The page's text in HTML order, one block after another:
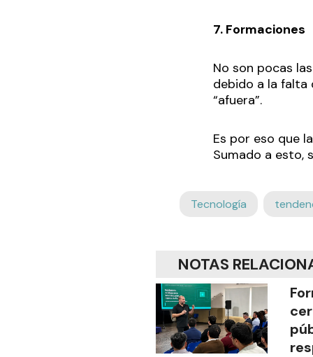
7. Formaciones
No son pocas
debido a la falta
“afuera”.
Es por eso que
Sumado a esto,
Tecnología
NOTAS